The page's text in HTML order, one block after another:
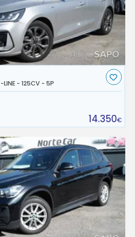
LINE - 125CV - 5P
14.350€